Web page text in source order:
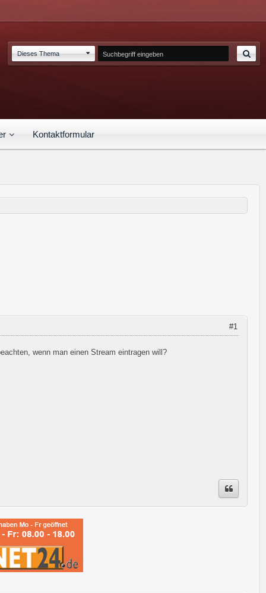
Kontaktformular
Dieses Thema
#1
wenn man einen Stream eintragen will?